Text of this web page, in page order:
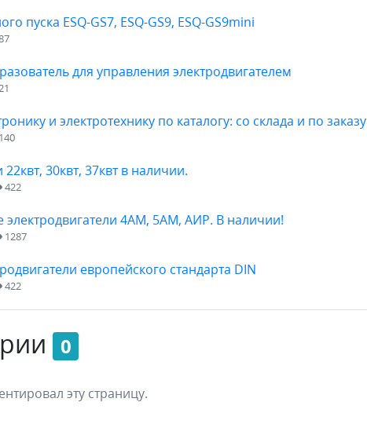
пуска ESQ-GS7, ESQ-GS9, ESQ-GS9mini
для управления электродвигателем
и электротехнику по каталогу: со склада и по заказу
30квт, 37квт в наличии.
422
электродвигатели 4АМ, 5АМ, АИР. В наличии!
1287
европейского стандарта DIN
422
0
эту страницу.